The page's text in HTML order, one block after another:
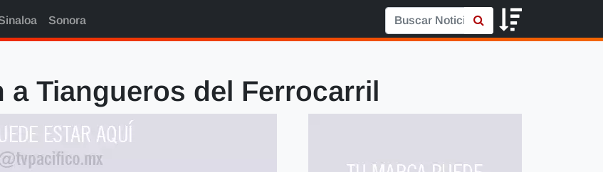
Sonora
a Tiangueros del Ferrocarril